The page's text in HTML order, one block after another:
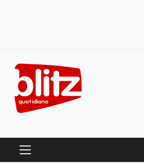
content
PRIMARY